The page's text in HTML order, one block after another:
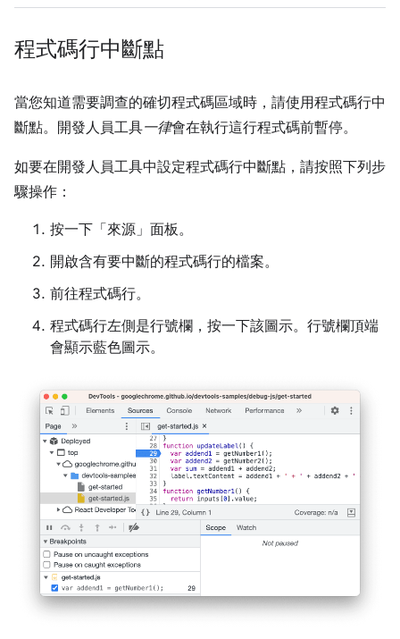
程式碼行中斷點
當您知道需要調查的確切程式碼區域時，請使用程式碼行中
斷點。開發人員工具一律會在執行這行程式碼前暫停。
如要在開發人員工具中設定程式碼行中斷點，請按照下列步
驟操作：
按一下「來源」 面板。
開啟含有要中斷的程式碼行的檔案。
前往程式碼行。
程式碼行左側是行號欄，按一下該圖示。行號欄頂端
會顯示藍色圖示。